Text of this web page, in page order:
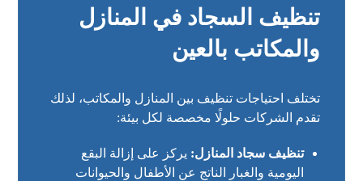
تنظيف السجاد في المنازل
والمكاتب بالعين
تختلف احتياجات تنظيف بين المنازل والمكاتب، لذلك
تقدم الشركات حلولًا مخصصة لكل بيئة:
تنظيف سجاد المنازل: يركز على إزالة البقع
اليومية والغبار الناتج عن الأطفال والحيوانات